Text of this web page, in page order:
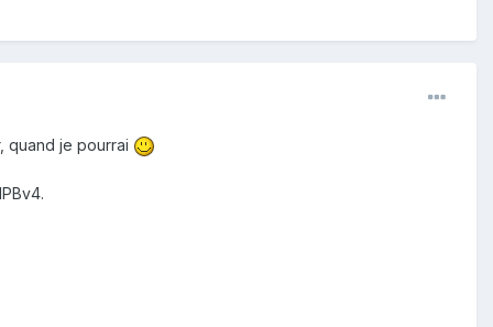
quand je pourrai